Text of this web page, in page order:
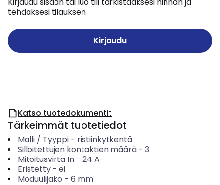
tehdäksesi tilauksen
Kirjaudu
Katso tuotedokumentit
Tärkeimmät tuotetiedot
Malli / Tyyppi- ristiinkytkentä
Silloitettujen kontaktien määrä- 3
Mitoitusvirta In- 24 A
Eristetty- ei
Moduulijako - 6 mm